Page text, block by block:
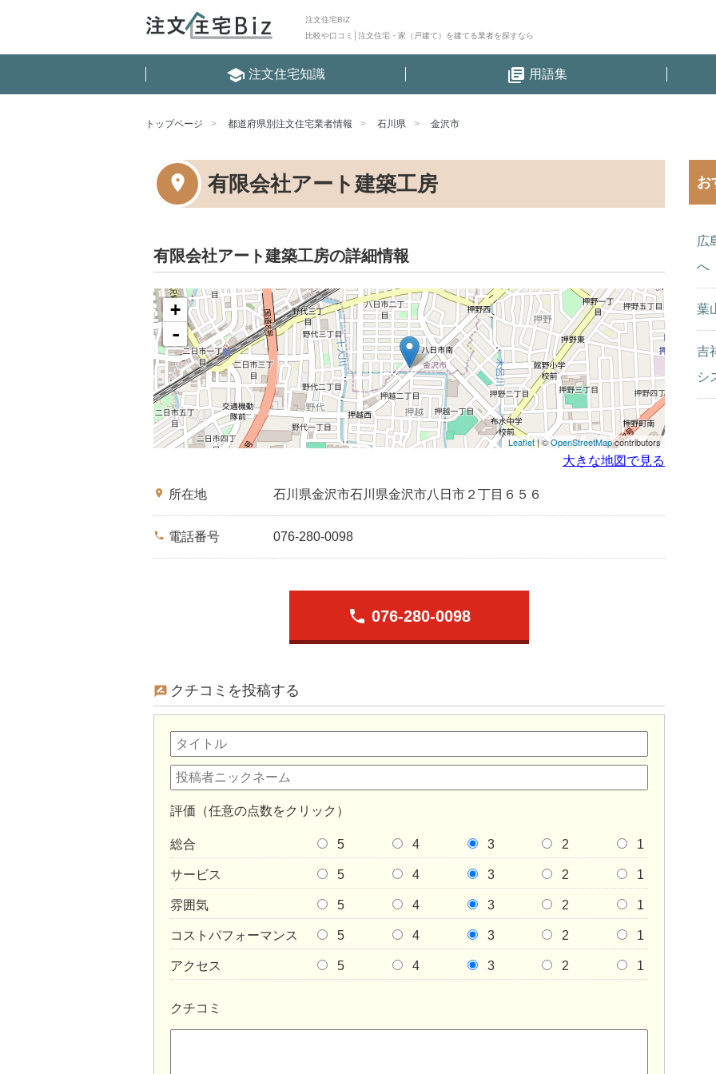
注文住宅BIZ
比較や口コミ│注文住宅・家（戸建て）を建てる業者を探すなら
school 注文住宅知識 library_books 用語集
トップページ 都道府県別注文住宅業者情報 石川県 金沢市
有限会社アート建築工房
有限会社アート建築工房の詳細情報
+
-
Leaflet| ©OpenStreetMapcontributors
大きな地図で見る
place 所在地 石川県金沢市石川県金沢市八日市２丁目６５６
phone 電話番号 076-280-0098
phone 076-280-0098
クチコミを投稿する
評価（任意の点数をクリック）
総合 5 4 3 2 1
サービス 5 4 3 2 1
雰囲気 5 4 3 2 1
コストパフォーマンス 5 4 3 2 1
アクセス 5 4 3 2 1
クチコミ
お
広
へ
葉
吉
シ